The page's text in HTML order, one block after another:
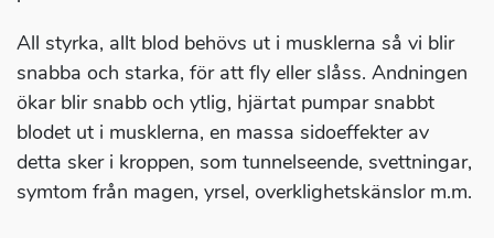
All styrka, allt blod behövs ut i musklerna så vi blir
snabba och starka, för att fly eller slåss. Andningen
ökar blir snabb och ytlig, hjärtat pumpar snabbt
blodet ut i musklerna, en massa sidoeffekter av
detta sker i kroppen, som tunnelseende, svettningar,
symtom från magen, yrsel, overklighetskänslor m.m.